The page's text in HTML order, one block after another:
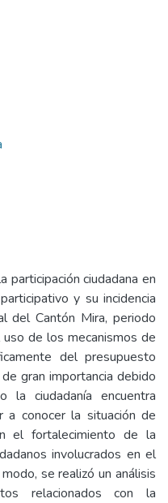
participación ciudadana en
y su incidencia
del Cantón Mira, periodo
de los mecanismos de
del presupuesto
gran importancia debido
la ciudadanía encuentra
conocer la situación de
el fortalecimiento de la
involucrados en el
se realizó un análisis
relacionados con la